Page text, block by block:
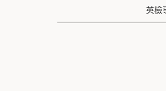
英檢